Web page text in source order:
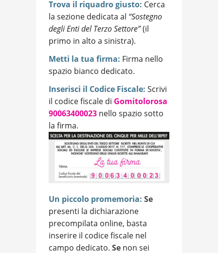
Trova il riquadro giusto: Cerca
la sezione dedicata al “Sostegno
degli Enti del Terzo Settore”(il
primo in alto a sinistra).
Metti la tua firma: Firma nello
spazio bianco dedicato.
Inserisci il Codice Fiscale: Scrivi
il codice fiscale di Gomitolorosa
90063400023 nello spazio sotto
la firma.
Un piccolo promemoria: Se
presenti la dichiarazione
precompilata online, basta
inserire il codice fiscale nel
campo dedicato. Se non sei